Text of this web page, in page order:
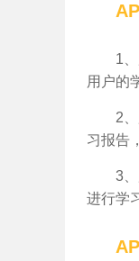
1
用户的
2
习报告
3
进行学